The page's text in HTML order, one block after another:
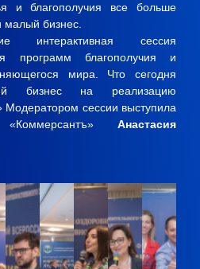
и благополучия все больше
малый бизнес.
интерактивная сессия
программ благополучия и
мира. Что сегодня
бизнес на реализацию
Модератором сессии выступила
Анастасия